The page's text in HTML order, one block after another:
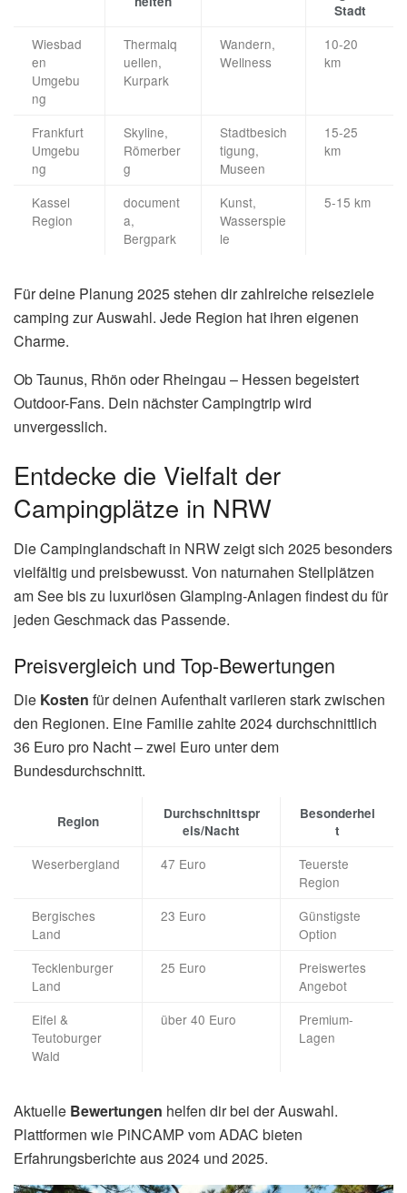
Stadt
Wiesbad
en
Umgebu
ng
Thermalq
uellen,
Kurpark
Wandern,
Wellness
10-20
km
Frankfurt
Umgebu
ng
Skyline,
Römerber
g
Stadtbesich
tigung,
Museen
15-25
km
Kassel
Region
document
a,
Bergpark
Kunst,
Wasserspie
le
5-15 km
Für deine Planung 2025 stehen dir zahlreiche reiseziele
camping zur Auswahl. Jede Region hat ihren eigenen
Charme.
Ob Taunus, Rhön oder Rheingau – Hessen begeistert
Outdoor-Fans. Dein nächster Campingtrip wird
unvergesslich.
Entdecke die Vielfalt der
Campingplätze in NRW
Die Campinglandschaft in NRW zeigt sich 2025 besonders
vielfältig und preisbewusst. Von naturnahen Stellplätzen
am See bis zu luxuriösen Glamping-Anlagen findest du für
jeden Geschmack das Passende.
Preisvergleich und Top-Bewertungen
Die Kosten für deinen Aufenthalt variieren stark zwischen
den Regionen. Eine Familie zahlte 2024 durchschnittlich
36 Euro pro Nacht – zwei Euro unter dem
Bundesdurchschnitt.
Region
Durchschnittspr
eis/Nacht
Besonderhei
t
Weserbergland 47 Euro
Teuerste
Region
Bergisches
Land
23 Euro
Günstigste
Option
Tecklenburger
Land
25 Euro
Preiswertes
Angebot
Eifel &
Teutoburger
Wald
über 40 Euro
Premium-
Lagen
Aktuelle Bewertungen helfen dir bei der Auswahl.
Plattformen wie PiNCAMP vom ADAC bieten
Erfahrungsberichte aus 2024 und 2025.